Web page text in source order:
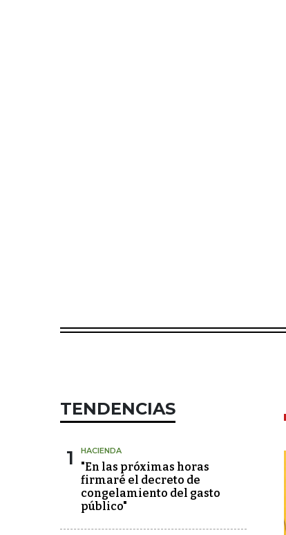
TENDENCIAS
1 HACIENDA
"En las próximas horas
firmaré el decreto de
congelamiento del gasto
público"